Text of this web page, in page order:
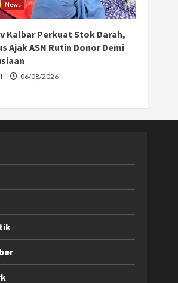
News
Kalbar Perkuat Stok Darah,
Ajak ASN Rutin Donor Demi
06/08/2026